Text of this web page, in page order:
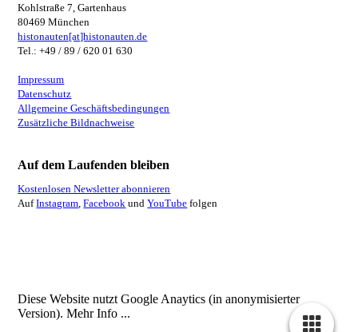
Kohlstraße 7, Gartenhaus
80469 München
histonauten[at]histonauten.de
Tel.: +49 / 89 / 620 01 630
Impressum
Datenschutz
Allgemeine Geschäftsbedingungen
Zusätzliche Bildnachweise
Auf dem Laufenden bleiben
Kostenlosen Newsletter abonnieren
AufInstagram,Facebook undYouTube folgen
Diese Website nutzt Google Anaytics (in anonymisierter
Version).Mehr Info ...